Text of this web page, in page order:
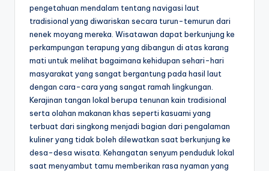
pengetahuan mendalam tentang navigasi laut
tradisional yang diwariskan secara turun-temurun dari
nenek moyang mereka. Wisatawan dapat berkunjung ke
perkampungan terapung yang dibangun di atas karang
mati untuk melihat bagaimana kehidupan sehari-hari
masyarakat yang sangat bergantung pada hasil laut
dengan cara-cara yang sangat ramah lingkungan.
Kerajinan tangan lokal berupa tenunan kain tradisional
serta olahan makanan khas seperti kasuami yang
terbuat dari singkong menjadi bagian dari pengalaman
kuliner yang tidak boleh dilewatkan saat berkunjung ke
desa-desa wisata. Kehangatan senyum penduduk lokal
saat menyambut tamu memberikan rasa nyaman yang